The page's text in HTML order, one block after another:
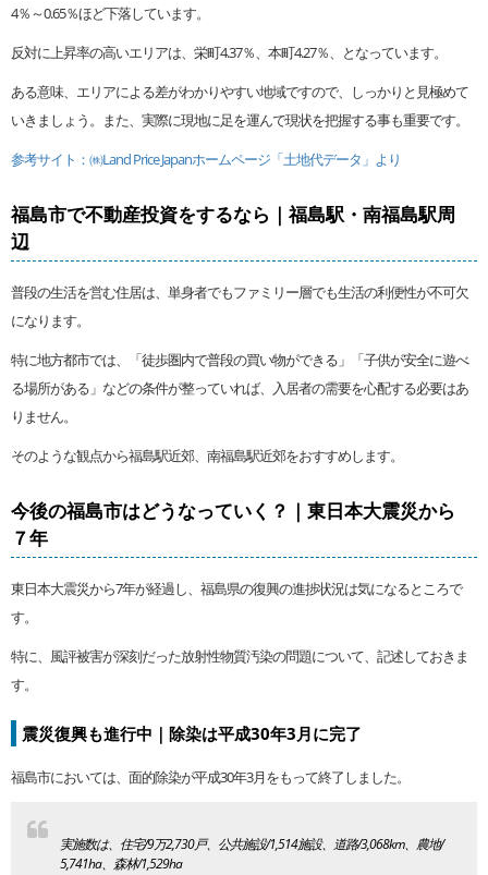
4％～0.65％ほど下落しています。
反対に上昇率の高いエリアは、栄町4.37％、本町4.27％、となっています。
ある意味、エリアによる差がわかりやすい地域ですので、しっかりと見極めて
いきましょう。また、実際に現地に足を運んで現状を把握する事も重要です。
参考サイト：㈱Land Price Japanホームページ「土地代データ」より
福島市で不動産投資をするなら｜福島駅・南福島駅周
辺
普段の生活を営む住居は、単身者でもファミリー層でも生活の利便性が不可欠
になります。
特に地方都市では、「徒歩圏内で普段の買い物ができる」「子供が安全に遊べ
る場所がある」などの条件が整っていれば、入居者の需要を心配する必要はあ
りません。
そのような観点から福島駅近郊、南福島駅近郊をおすすめします。
今後の福島市はどうなっていく？｜東日本大震災から
７年
東日本大震災から7年が経過し、福島県の復興の進捗状況は気になるところで
す。
特に、風評被害が深刻だった放射性物質汚染の問題について、記述しておきま
す。
震災復興も進行中｜除染は平成30年3月に完了
福島市においては、面的除染が平成30年3月をもって終了しました。
実施数は、住宅/9万2,730戸、公共施設/1,514施設、道路/3,068km、農地/
5,741ha、森林/1,529ha